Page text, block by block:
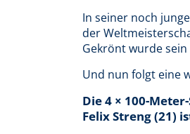
In seiner noch
der
Gekrönt wurde
Und nun folgt eine
Die 4 × 100-
Felix Streng (21)